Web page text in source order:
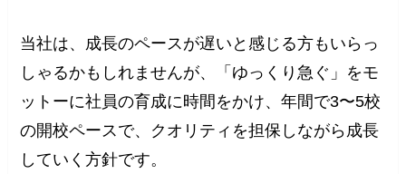
当社は、成長のペースが遅いと感じる方もいらっ
しゃるかもしれませんが、「ゆっくり急ぐ」をモ
ットーに社員の育成に時間をかけ、年間で3〜5校
の開校ペースで、クオリティを担保しながら成長
していく方針です。